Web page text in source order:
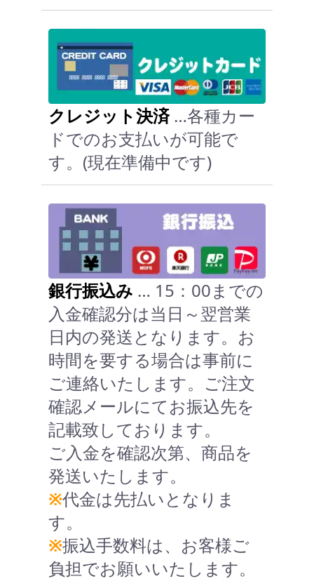
クレジット決済…各種カー
ドでのお支払いが可能で
す。(現在準備中です)
銀行振込み … 15：00までの
入金確認分は当日～翌営業
日内の発送となります。お
時間を要する場合は事前に
ご連絡いたします。ご注文
確認メールにてお振込先を
記載致しております。
ご入金を確認次第、商品を
発送いたします。
※代金は先払いとなりま
す。
※振込手数料は、お客様ご
負担でお願いいたします。